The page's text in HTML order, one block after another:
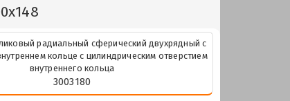
радиальный сферический двухрядный с
кольце с цилиндрическим отверстием
внутреннего кольца
3003180